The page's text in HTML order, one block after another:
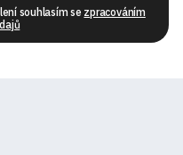
souhlasím se zpracováním